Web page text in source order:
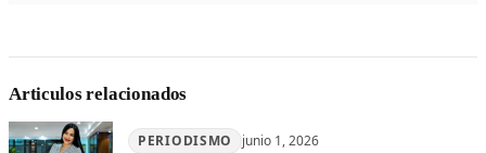
Articulos relacionados
PERIODISMO junio 1, 2026